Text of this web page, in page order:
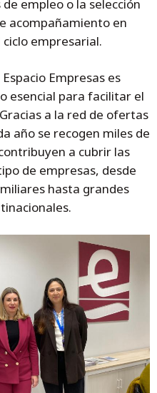
empleo o la selección
acompañamiento en
empresarial.
Empresas es
esencial para facilitar el
a la red de ofertas
año se recogen miles de
a cubrir las
de empresas, desde
hasta grandes